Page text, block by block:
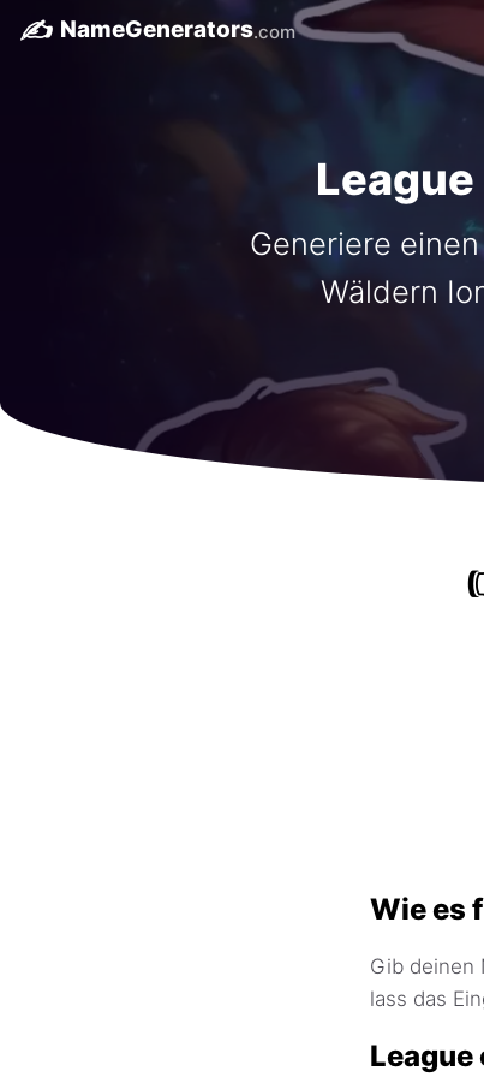
✍️ NameGenerators.com
Generiere
Wäldern
Wie es
Gib deinen
lass das
League